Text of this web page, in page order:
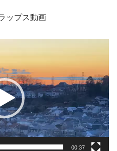
ップス動画
00:37